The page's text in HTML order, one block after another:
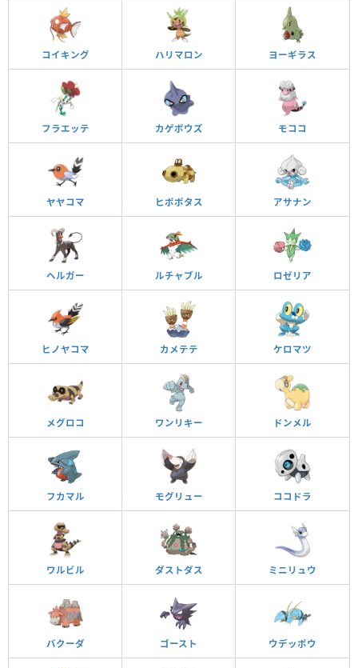
コイキング ハリマロン ヨーギラス
フラエッテ カゲボウズ モココ
ヤヤコマ ヒポポタス アサナン
ヘルガー ルチャブル ロゼリア
ヒノヤコマ カメテテ ケロマツ
メグロコ ワンリキー ドンメル
フカマル モグリュー ココドラ
ワルビル ダストダス ミニリュウ
バクーダ ゴースト ウデッポウ